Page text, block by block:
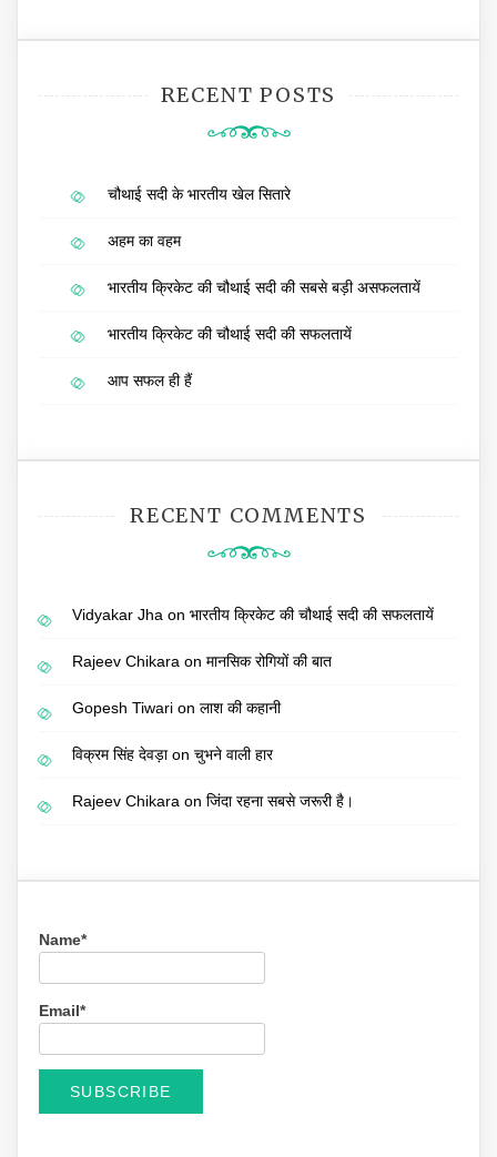
RECENT POSTS
चौथाई सदी के भारतीय खेल सितारे
अहम का वहम
भारतीय क्रिकेट की चौथाई सदी की सबसे बड़ी असफलतायें
भारतीय क्रिकेट की चौथाई सदी की सफलतायें
आप सफल ही हैं
RECENT COMMENTS
Vidyakar Jha on भारतीय क्रिकेट की चौथाई सदी की सफलतायें
Rajeev Chikara on मानसिक रोगियों की बात
Gopesh Tiwari on लाश की कहानी
विक्रम सिंह देवड़ाon चुभने वाली हार
Rajeev Chikara on जिंदा रहना सबसे जरूरी है।
Name*
Email*